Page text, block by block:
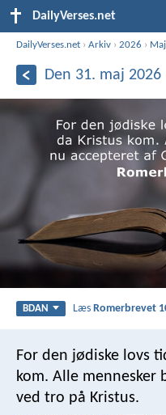
DailyVerses.net
DailyVerses.net ›Arkiv ›2026 › Maj
Den 31. maj 2026
BDAN LæsRomerbrevet
For den jødiske lovs
kom. Alle mennesker
ved tro på Kristus.